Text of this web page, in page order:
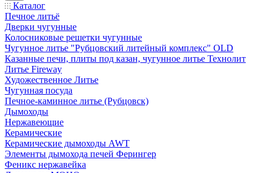
Каталог
Печное литьё
Дверки чугунные
Колосниковые решетки чугунные
Чугунное литье "Рубцовский литейный комплекс" OLD
Казанные печи, плиты под казан, чугунное литье Технолит
Литье Fireway
Художественное Литье
Чугунная посуда
Печное-каминное литье (Рубцовск)
Дымоходы
Нержавеющие
Керамические
Керамические дымоходы AWT
Элементы дымохода печей Ферингер
Феникс нержавейка